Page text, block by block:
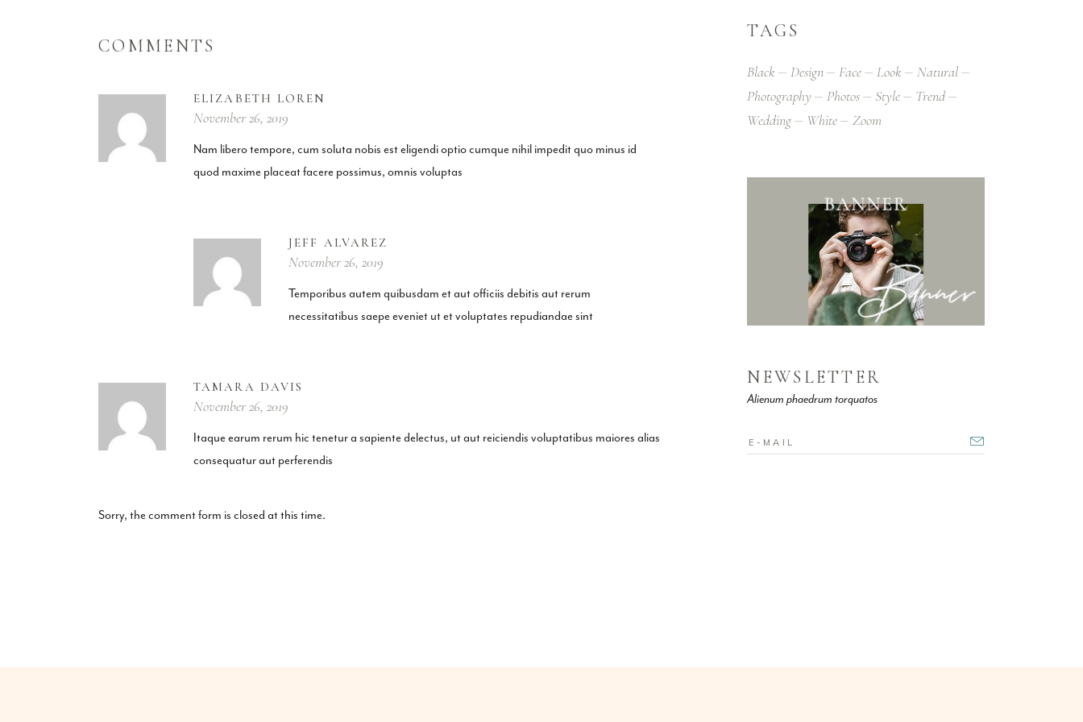
COMMENTS
ELIZABETH LOREN
November 26, 2019
Nam libero tempore, cum soluta nobis est eligendi optio cumque nihil impedit quo minus id
quod maxime placeat facere possimus, omnis voluptas
JEFF ALVAREZ
November 26, 2019
Temporibus autem quibusdam et aut officiis debitis aut rerum
necessitatibus saepe eveniet ut et voluptates repudiandae sint
TAMARA DAVIS
November 26, 2019
Itaque earum rerum hic tenetur a sapiente delectus, ut aut reiciendis voluptatibus maiores alias
consequatur aut perferendis
Sorry, the comment form is closed at this time.
TAGS
Black Design Face Look
Natural
Photography
Photos Style
Trend
Wedding
White Zoom
NEWSLETTER
Alienum phaedrum torquatos